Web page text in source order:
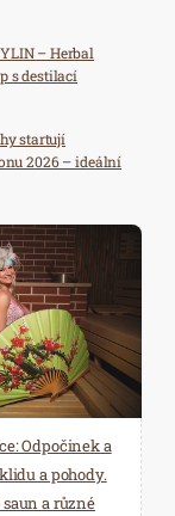
dokázali
kategoriích a
štafety národů.
Jaša,
národů. „S
jsem rád, že se
předvedl,
na čem
hodnotí své
„Trochu mě
– Herbal
s destilací
startují
2026 – ideální
Odpočinek a
a pohody.
a různé
si od
dnů a přijeďte
energii do